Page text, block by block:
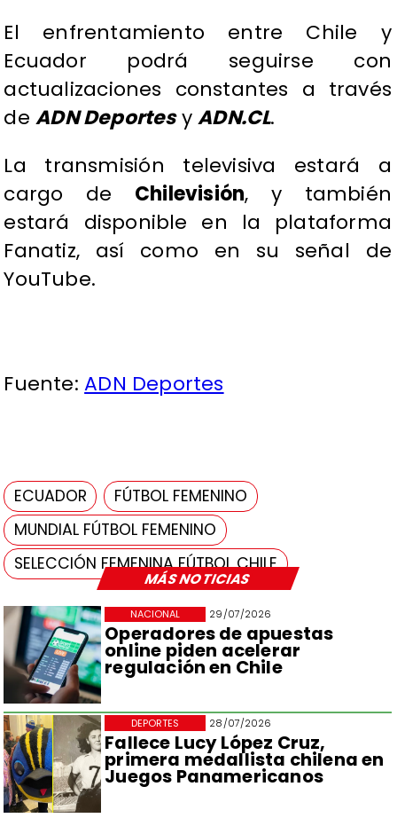
MÁS NOTICIAS
29/07/2026
Operadores de apuestas
online piden acelerar
regulación en Chile
NACIONAL
28/07/2026
Fallece Lucy López Cruz,
primera medallista chilena en
Juegos Panamericanos
DEPORTES
El enfrentamiento entre Chile y
Ecuador podrá seguirse con
actualizaciones constantes a través
deADN DeportesyADN.CL.
La transmisión televisiva estará a
cargo de Chilevisión, y también
estará disponible en la plataforma
Fanatiz, así como en su señal de
YouTube.
Fuente:ADN Deportes
ECUADOR
FÚTBOL FEMENINO
MUNDIAL FÚTBOL FEMENINO
SELECCIÓN FEMENINA FÚTBOL CHILE